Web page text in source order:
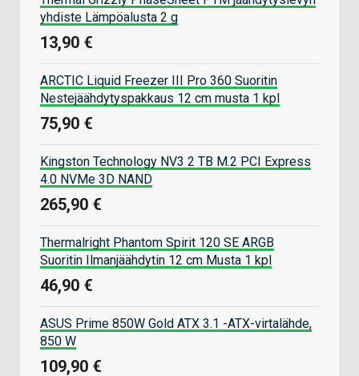
yhdiste Lämpöalusta 2 g
13,90 €
ARCTIC Liquid Freezer III Pro 360 Suoritin
Nestejäähdytyspakkaus 12 cm musta 1 kpl
75,90 €
Kingston Technology NV3 2 TB M.2 PCI Express
4.0 NVMe 3D NAND
265,90 €
Thermalright Phantom Spirit 120 SE ARGB
Suoritin Ilmanjäähdytin 12 cm Musta 1 kpl
46,90 €
ASUS Prime 850W Gold ATX 3.1 -ATX-virtalähde,
850 W
109,90 €